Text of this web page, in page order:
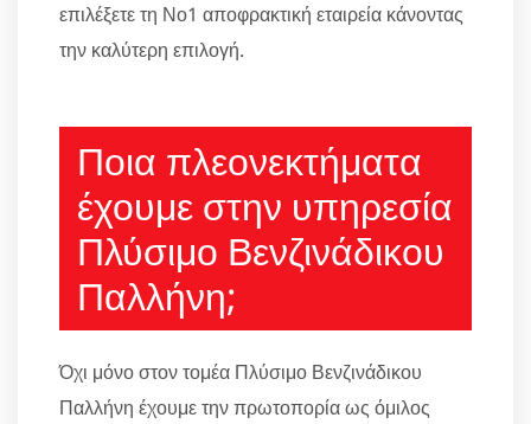
επιλέξετε τη Νο1 αποφρακτική εταιρεία κάνοντας
την καλύτερη επιλογή.
Ποια πλεονεκτήματα
έχουμε στην υπηρεσία
Πλύσιμο Βενζινάδικου
Παλλήνη;
Όχι μόνο στον τομέα Πλύσιμο Βενζινάδικου
Παλλήνη έχουμε την πρωτοπορία ως όμιλος